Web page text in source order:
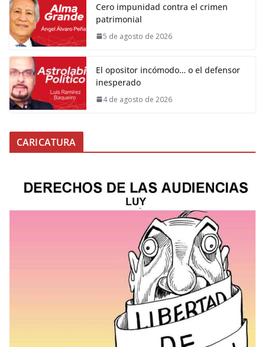
Cero impunidad contra el crimen
patrimonial
5 de agosto de 2026
El opositor incómodo… o el defensor
inesperado
4 de agosto de 2026
CARICATURA